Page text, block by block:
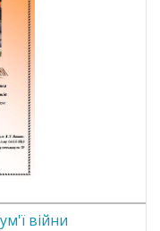
війни